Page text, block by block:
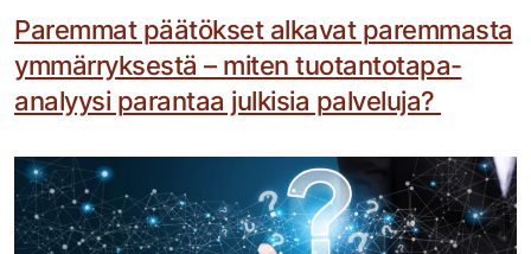
Paremmat päätökset alkavat paremmasta
ymmärryksestä – miten tuotantotapa-
analyysi parantaa julkisia palveluja?